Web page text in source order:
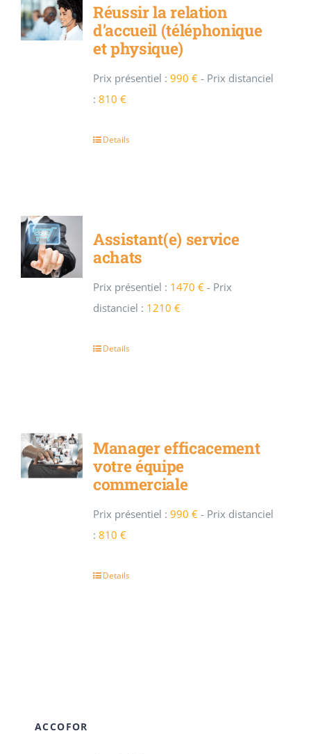
Réussir la relation
d’accueil (téléphonique
et physique)
Prix présentiel : 990 € - Prix distanciel
: 810 €
Details
Assistant(e) service
achats
Prix présentiel : 1470 € - Prix
distanciel : 1210 €
Details
Manager efficacement
votre équipe
commerciale
Prix présentiel : 990 € - Prix distanciel
: 810 €
Details
ACCOFOR